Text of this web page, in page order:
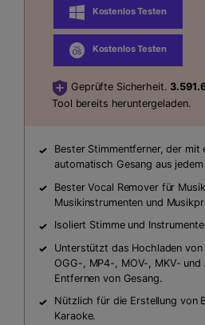
Kostenlos Testen
Kostenlos Testen
Geprüfte Sicherheit.
Tool bereits heruntergeladen.
Bester Stimmentferner, der mit
automatisch Gesang aus
Bester Vocal Remover für
Musikinstrumenten und
Isoliert Stimme und
Unterstützt das Hochladen von
OGG-, MP4-, MOV-, MKV- und
Entfernen von Gesang.
Nützlich für die Erstellung von
Karaoke.